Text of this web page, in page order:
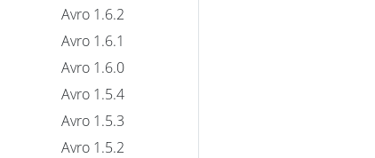
Avro 1.6.2
Avro 1.6.1
Avro 1.6.0
Avro 1.5.4
Avro 1.5.3
Avro 1.5.2